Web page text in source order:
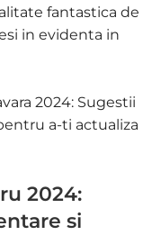
fantastica de
in evidenta in
2024:
si